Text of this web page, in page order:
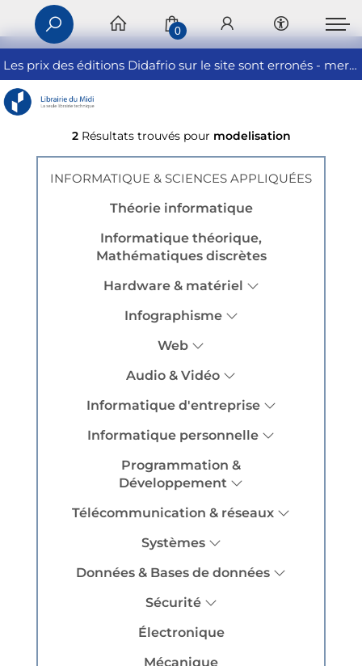
Les prix des éditions Didafrio sur le site sont erronés - merci de nous contacter
0
2 Résultats trouvés pour modelisation
INFORMATIQUE & SCIENCES APPLIQUÉES
Théorie informatique
Informatique théorique,
Mathématiques discrètes
Hardware & matériel
Infographisme
Web
Audio & Vidéo
Informatique d'entreprise
Informatique personnelle
Programmation &
Développement
Télécommunication & réseaux
Systèmes
Données & Bases de données
Sécurité
Électronique
Mécanique